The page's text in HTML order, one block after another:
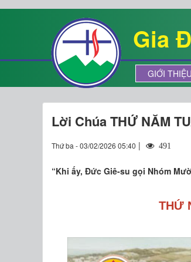
Gia
GIỚI THIỆU
Lời Chúa THỨ NĂM
Thứ ba - 03/02/2026 05:40 | 491
“Khi ấy, Đức Giê-su gọi Nhóm
THỨ